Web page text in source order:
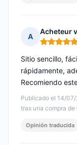
A
Acheteur
Nota: 5 de
Publicado el 14/07/
tras una compra
Sitio sencillo,
rápidamente,
Recomiendo
Opinión traducida